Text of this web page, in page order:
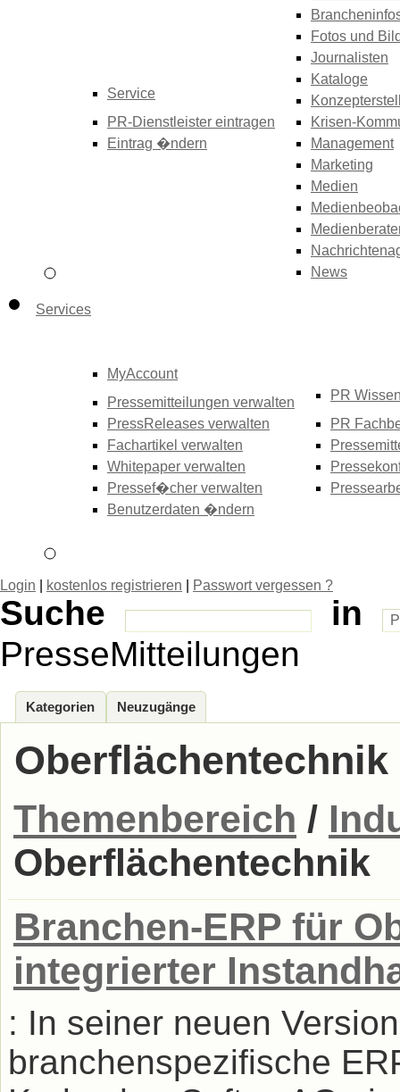
Service
PR-Dienstleister eintragen
Eintrag �ndern
Fotos und
Journalisten
Kataloge
Krisen-
Management
Marketing
Medien
News
Services
MyAccount
Pressemitteilungen verwalten
PressReleases verwalten
Fachartikel verwalten
Whitepaper verwalten
Pressef�cher verwalten
Benutzerdaten �ndern
PR
PR
Login kostenlos registrieren Passwort vergessen ?
Suche
in
PresseMitteilungen
Kategorien Neuzugänge
Oberflächentechnik
Themenbereich /
Oberflächentechnik
Branchen-ERP für
integrierter
: In seiner neuen
branchenspezifische